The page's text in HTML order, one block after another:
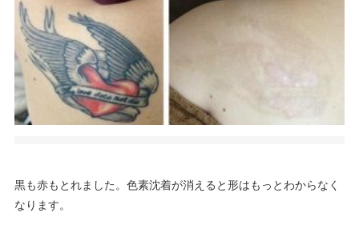
黒も赤もとれました。色素沈着が消えると形はもっとわからなく
なります。